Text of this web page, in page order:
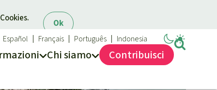
Ok
rmazioni Chi siamo
Español Français Português Indonesia
Contribuisci